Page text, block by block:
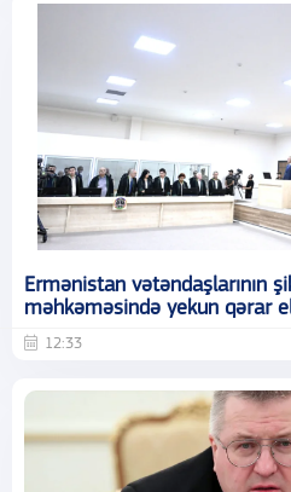
Ermənistan vətəndaşlarının
məhkəməsində yekun qərar
12:33